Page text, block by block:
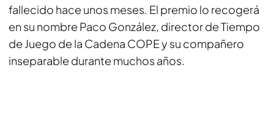
fallecido hace unos meses. El premio lo recogerá
en su nombre Paco González, director deTiempo
de Juego de la Cadena COPEy su compañero
inseparable durante muchos años.